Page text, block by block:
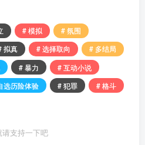
# 模拟
# 氛围
拟真 # 选择取向
# 多结局
# 暴力
# 互动小说
选历险体验 # 犯罪
# 格斗
请支持一下吧